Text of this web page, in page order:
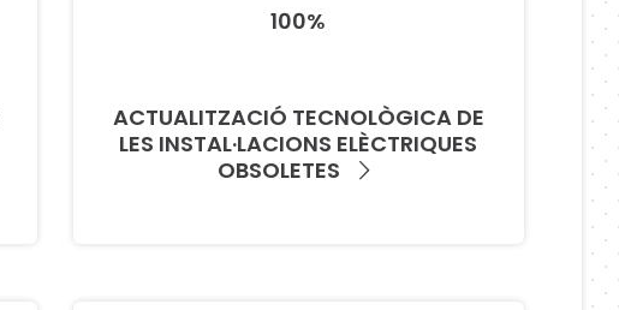
100%
ACTUALITZACIÓ TECNOLÒGICA DE
LES INSTAL·LACIONS ELÈCTRIQUES
OBSOLETES